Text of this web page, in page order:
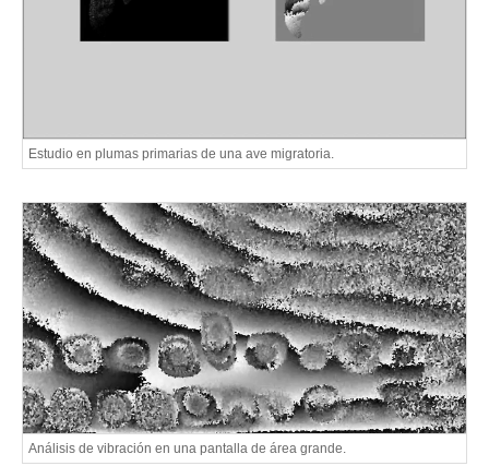
Estudio en plumas primarias de una ave migratoria.
Análisis de vibración en una pantalla de área grande.